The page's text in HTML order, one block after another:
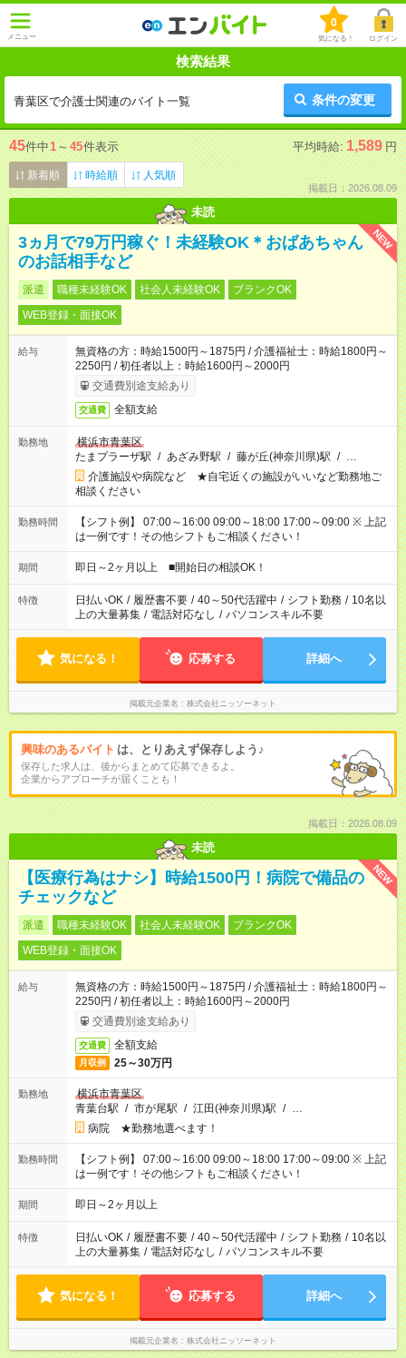
メニュー
0
気になる！ ログイン
検索結果
青葉区で介護士関連のバイト一覧 条件の変更
45件中1 ～ 45件表示 平均時給: 1,589 円
新着順 時給順 人気順
掲載日：2026.08.09
未読
NEW
3ヵ月で79万円稼ぐ！未経験OK＊おばあちゃん
のお話相手など
派遣 職種未経験OK 社会人未経験OK
ブランクOK
WEB登録・面接OK
給与
無資格の方：時給1500円～1875円 / 介護福祉士：時給1800円～
2250円 / 初任者以上：時給1600円～2000円
交通費別途支給あり
交通費 全額支給
勤務地
横浜市青葉区
たまプラーザ駅 / あざみ野駅 / 藤が丘(神奈川県)駅 / …
介護施設や病院など ★自宅近くの施設がいいなど勤務地ご
相談ください
勤務時間
【シフト例】 07:00～16:00 09:00～18:00 17:00～09:00 ※ 上記
は一例です！その他シフトもご相談ください！
期間 即日～2ヶ月以上 ■開始日の相談OK！
特徴 日払いOK / 履歴書不要 / 40～50代活躍中 / シフト勤務 / 10名以
上の大量募集 / 電話対応なし / パソコンスキル不要
気になる！ 応募する 詳細へ
掲載元企業名 株式会社ニッソーネット
興味のあるバイト は、とりあえず保存しよう♪
保存した求人は、後からまとめて応募できるよ。
企業からアプローチが届くことも！
掲載日：2026.08.09
未読
NEW
【医療行為はナシ】時給1500円！病院で備品の
チェックなど
派遣 職種未経験OK 社会人未経験OK
ブランクOK
WEB登録・面接OK
給与
無資格の方：時給1500円～1875円 / 介護福祉士：時給1800円～
2250円 / 初任者以上：時給1600円～2000円
交通費別途支給あり
交通費 全額支給
月収例 25～30万円
勤務地
横浜市青葉区
青葉台駅 / 市が尾駅 / 江田(神奈川県)駅 / …
病院 ★勤務地選べます！
勤務時間
【シフト例】 07:00～16:00 09:00～18:00 17:00～09:00 ※ 上記
は一例です！その他シフトもご相談ください！
期間 即日～2ヶ月以上
特徴 日払いOK / 履歴書不要 / 40～50代活躍中 / シフト勤務 / 10名以
上の大量募集 / 電話対応なし / パソコンスキル不要
気になる！ 応募する 詳細へ
掲載元企業名 株式会社ニッソーネット